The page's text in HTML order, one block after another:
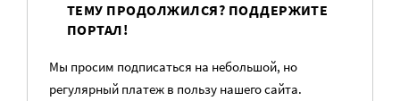
ТЕМУ ПРОДОЛЖИЛСЯ? ПОДДЕРЖИТЕ
ПОРТАЛ!
Мы просим подписаться на небольшой, но
регулярный платеж в пользу нашего сайта.